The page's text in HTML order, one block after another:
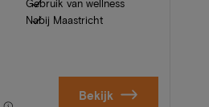
Gebruik van wellness
Nabij Maastricht
Bekijk